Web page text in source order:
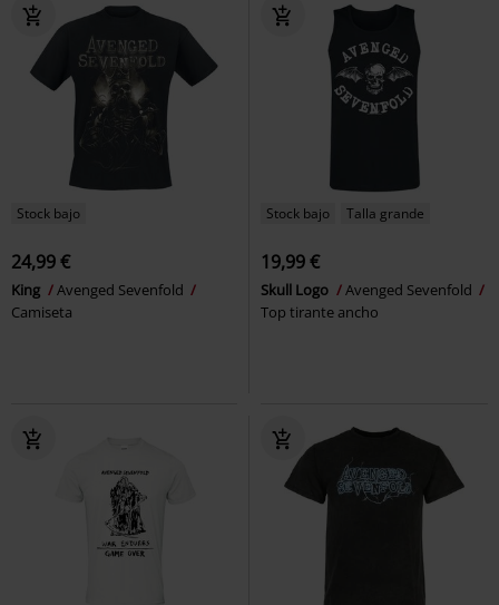
Stock bajo
24,99 €
King
Avenged Sevenfold
Camiseta
Stock bajo Talla grande
19,99 €
Skull Logo
Avenged Sevenfold
Top tirante ancho